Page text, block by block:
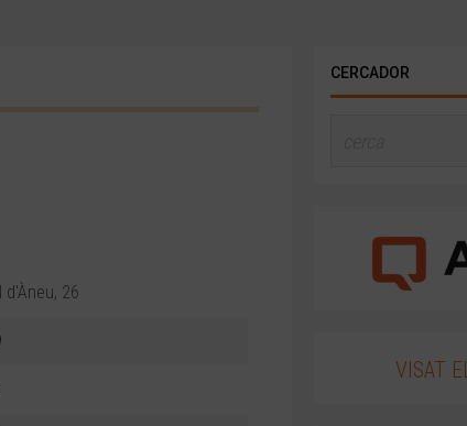
d'Àneu, 26
CERCADOR
VISAT